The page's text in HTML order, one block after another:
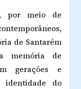
por meio de
de Santarém
memória de
gerações e
identidade do